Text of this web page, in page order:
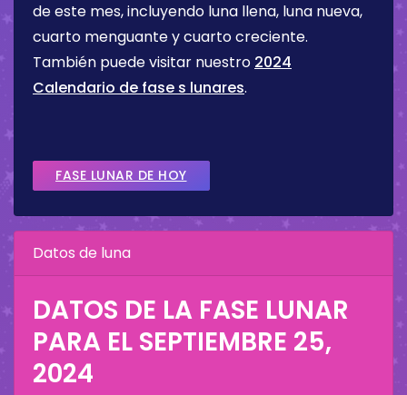
de este mes, incluyendo luna llena, luna nueva,
cuarto menguante y cuarto creciente.
También puede visitar nuestro 2024
Calendario de fase s lunares.
FASE LUNAR DE HOY
Datos de luna
DATOS DE LA FASE LUNAR
PARA EL SEPTIEMBRE 25,
2024